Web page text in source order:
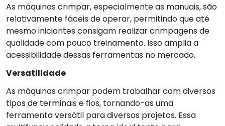
As máquinas crimpar, especialmente as manuais, são
relativamente fáceis de operar, permitindo que até
mesmo iniciantes consigam realizar crimpagens de
qualidade com pouco treinamento. Isso amplia a
acessibilidade dessas ferramentas no mercado.
Versatilidade
As máquinas crimpar podem trabalhar com diversos
tipos de terminais e fios, tornando-as uma
ferramenta versátil para diversos projetos. Essa